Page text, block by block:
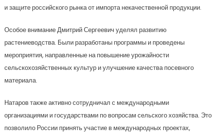
и защите российского рынка от импорта некачественной продукции.
Особое внимание Дмитрий Сергеевич уделял развитию
растениеводства. Были разработаны программы и проведены
мероприятия, направленные на повышение урожайности
сельскохозяйственных культур и улучшение качества посевного
материала.
Натаров также активно сотрудничал с международными
организациями и государствами по вопросам сельского хозяйства. Это
позволило России принять участие в международных проектах,